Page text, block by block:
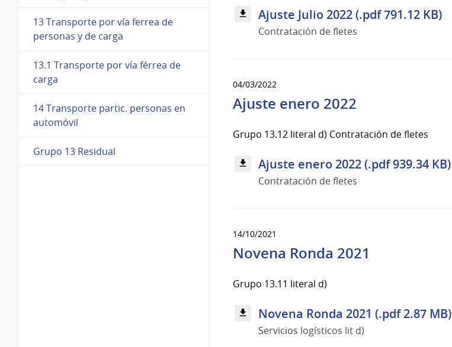
13 Transporte por vía ferrea de
personas y de carga
13.1 Transporte por vía férrea de
carga
14 Transporte partic. personas en
automóvil
Grupo 13 Residual
Ajuste Julio 2022 (.pdf 791.12 KB)
Contratación de fletes
04/03/2022
Ajuste enero 2022
Grupo 13.12 literal d) Contratación de fletes
Ajuste enero 2022 (.pdf 939.34 KB)
Contratación de fletes
14/10/2021
Novena Ronda 2021
Grupo 13.11 literal d)
Novena Ronda 2021 (.pdf 2.87 MB)
Servicios logísticos lit d)